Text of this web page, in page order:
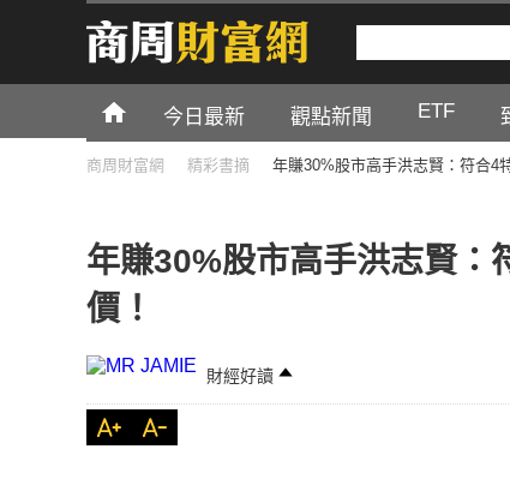
今日最新 觀點新聞 ETF
商周財富網 精彩書摘 年賺30%股市高手洪志賢：符合4
年賺30%股市高手洪志賢：
價！
財經好讀